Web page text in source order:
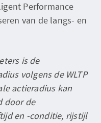
Performance
van de langs- en
is de
volgens de WLTP
actieradius kan
door de
en -conditie, rijstijl